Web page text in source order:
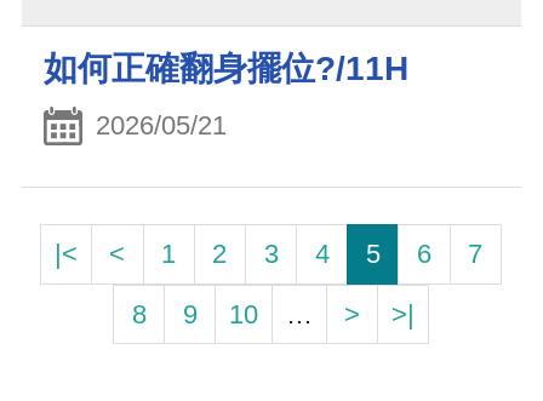
如何正確翻身擺位?/11H
2026/05/21
|< < 1 2 3 4 5 6
7
8
9 10 … > >|